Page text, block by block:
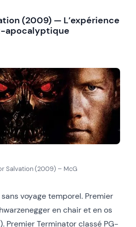
(2009) — L’expérience
apocalyptique
Salvation (2009) – McG
voyage temporel. Premier
en chair et en os
Premier Terminator classé PG-